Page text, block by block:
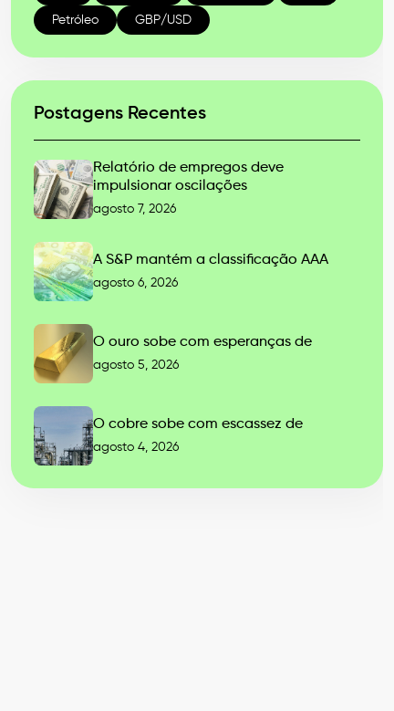
Petróleo GBP/USD
Postagens Recentes
Relatório de empregos deve
impulsionar oscilações
agosto 7, 2026
A S&P mantém a classificação AAA
agosto 6, 2026
O ouro sobe com esperanças de
agosto 5, 2026
O cobre sobe com escassez de
agosto 4, 2026